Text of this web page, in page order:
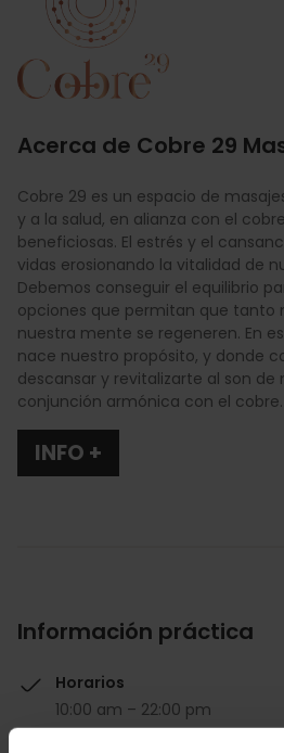
Acerca de Cobre 29
Cobre 29 es un espacio de
y a la salud, en alianza con el
beneficiosas. El estrés y el
vidas erosionando la vitalidad de
Debemos conseguir el equilibrio
opciones que permitan que tanto
nuestra mente se regeneren. En
nace nuestro propósito, y donde
descansar y revitalizarte al son
conjunción armónica con el cobre.
INFO +
Información práctica
Horarios
10:00 am – 22:00 pm